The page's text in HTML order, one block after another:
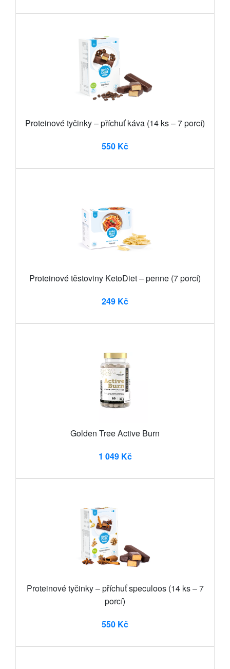
Proteinové tyčinky – příchuť káva (14 ks – 7 porcí)
550 Kč
Proteinové těstoviny KetoDiet – penne (7 porcí)
249 Kč
Golden Tree Active Burn
1 049 Kč
Proteinové tyčinky – příchuť speculoos (14 ks – 7
porcí)
550 Kč